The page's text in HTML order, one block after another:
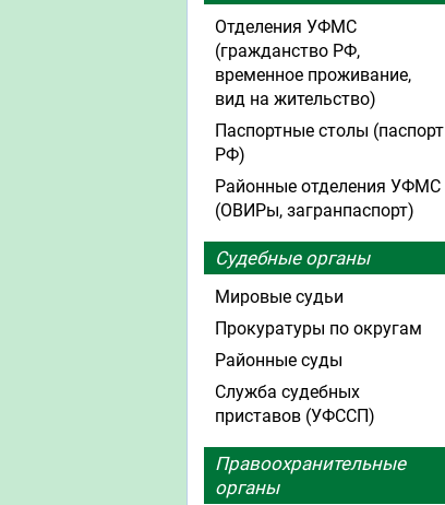
Отделения УФМС
(гражданство РФ,
временное проживание,
вид на жительство)
Паспортные столы (паспорт
РФ)
Районные отделения УФМС
(ОВИРы, загранпаспорт)
Судебные органы
Мировые судьи
Прокуратуры по округам
Районные суды
Служба судебных
приставов (УФССП)
Правоохранительные
органы